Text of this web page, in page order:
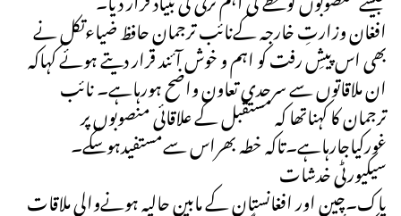
افغان وزارتِ خارجہ کےنائب ترجمان حافظ ضیاءتکل نے
بھی اس پیشِ رفت کو اہم و خوش آئند قرار دیتے ہوئے کہاکہ
ان ملاقاتوں سے سرحدی تعاون واضح ہورہاہے۔ نائب
ترجمان کا کہناتھا کہ مستقبل کے علاقائی منصوبوں پر
غورکیاجارہاہے۔تاکہ خطہ بھراس سےمستفیدہوسکے۔
سیکیورٹی خدشات
پاک۔چین اور افغانستان کے مابین حالیہ ہونےوالی ملاقات